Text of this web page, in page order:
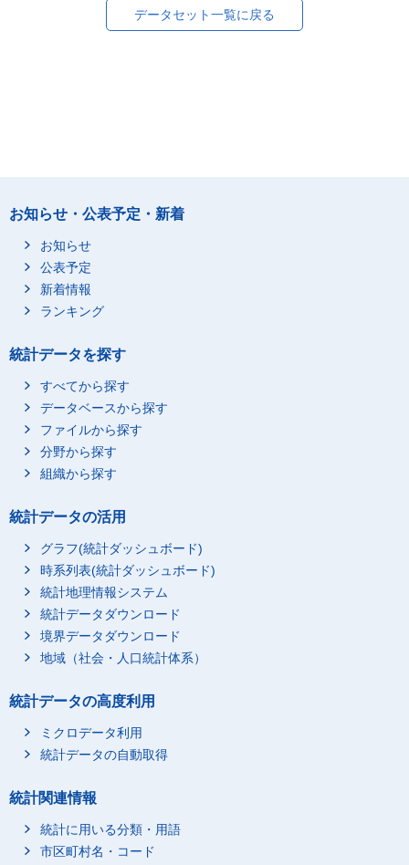
データセット一覧に戻る
お知らせ・公表予定・新着
お知らせ
公表予定
新着情報
ランキング
統計データを探す
すべてから探す
データベースから探す
ファイルから探す
分野から探す
組織から探す
統計データの活用
グラフ(統計ダッシュボード)
時系列表(統計ダッシュボード)
統計地理情報システム
統計データダウンロード
境界データダウンロード
地域（社会・人口統計体系）
統計データの高度利用
ミクロデータ利用
統計データの自動取得
統計関連情報
統計に用いる分類・用語
市区町村名・コード